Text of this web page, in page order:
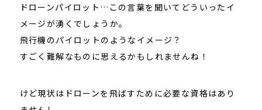
ドローンパイロット…この言葉を聞いてどういったイ
メージが湧くでしょうか。
飛行機のパイロットのようなイメージ？
すごく難解なものに思えるかもしれませんね！
けど現状はドローンを飛ばすために必要な資格はあり